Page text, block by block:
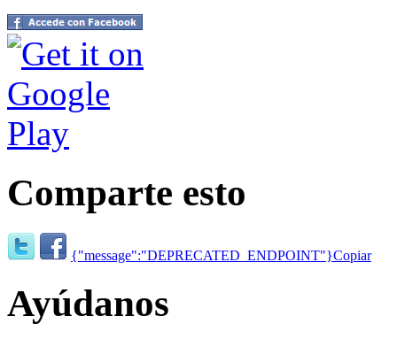
Comparte esto
{"message":"DEPRECATED_ENDPOINT"}Copiar
Ayúdanos